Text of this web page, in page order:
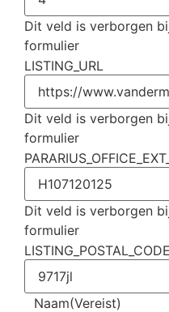
Dit veld is verborgen
formulier
LISTING_URL
Dit veld is verborgen
formulier
Dit veld is verborgen
formulier
LISTING_POSTAL_CODE
Naam(Vereist)